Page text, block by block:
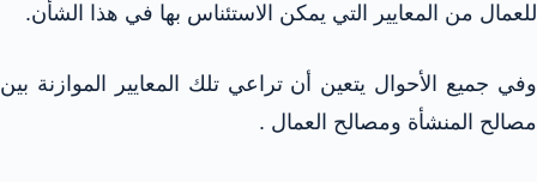
للعمال من المعايير التي يمكن الاستئناس بها في هذا الشأن.
وفي جميع الأحوال يتعين أن تراعي تلك المعايير الموازنة بين
مصالح المنشأة ومصالح العمال .